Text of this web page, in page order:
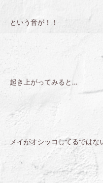
という音が！！
起き上がってみると…
メイがオシッコしてるではな